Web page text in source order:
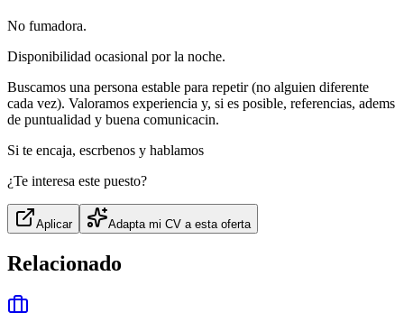
No fumadora.
Disponibilidad ocasional por la noche.
Buscamos una persona estable para repetir (no alguien diferente
cada vez). Valoramos experiencia y, si es posible, referencias, adems
de puntualidad y buena comunicacin.
Si te encaja, escrbenos y hablamos
¿Te interesa este puesto?
Aplicar Adapta mi CV a esta oferta
Relacionado